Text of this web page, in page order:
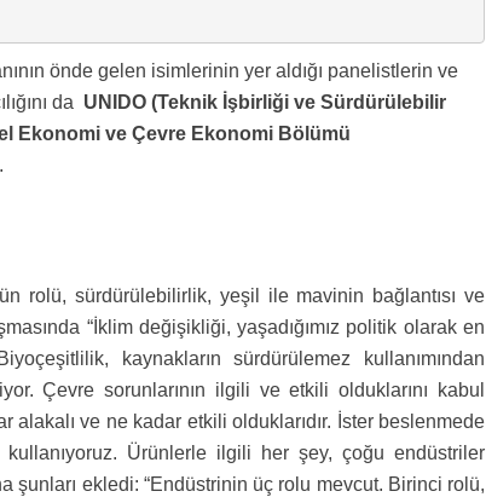
önde gelen isimlerinin yer aldığı panelistlerin ve
da UNIDO (Teknik İşbirliği ve Sürdürülebilir
Ekonomi ve Çevre Ekonomi Bölümü
rolü, sürdürülebilirlik, yeşil ile mavinin bağlantısı ve
“İklim değişikliği, yaşadığımız politik olarak en
kaynakların sürdürülemez kullanımından
Çevre sorunlarının ilgili ve etkili olduklarını kabul
ve ne kadar etkili olduklarıdır. İster beslenmede
Ürünlerle ilgili her şey, çoğu endüstriler
şunları ekledi: “Endüstrinin üç rolu mevcut. Birinci rolü,